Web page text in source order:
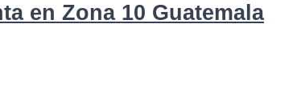
en Zona 10 Guatemala